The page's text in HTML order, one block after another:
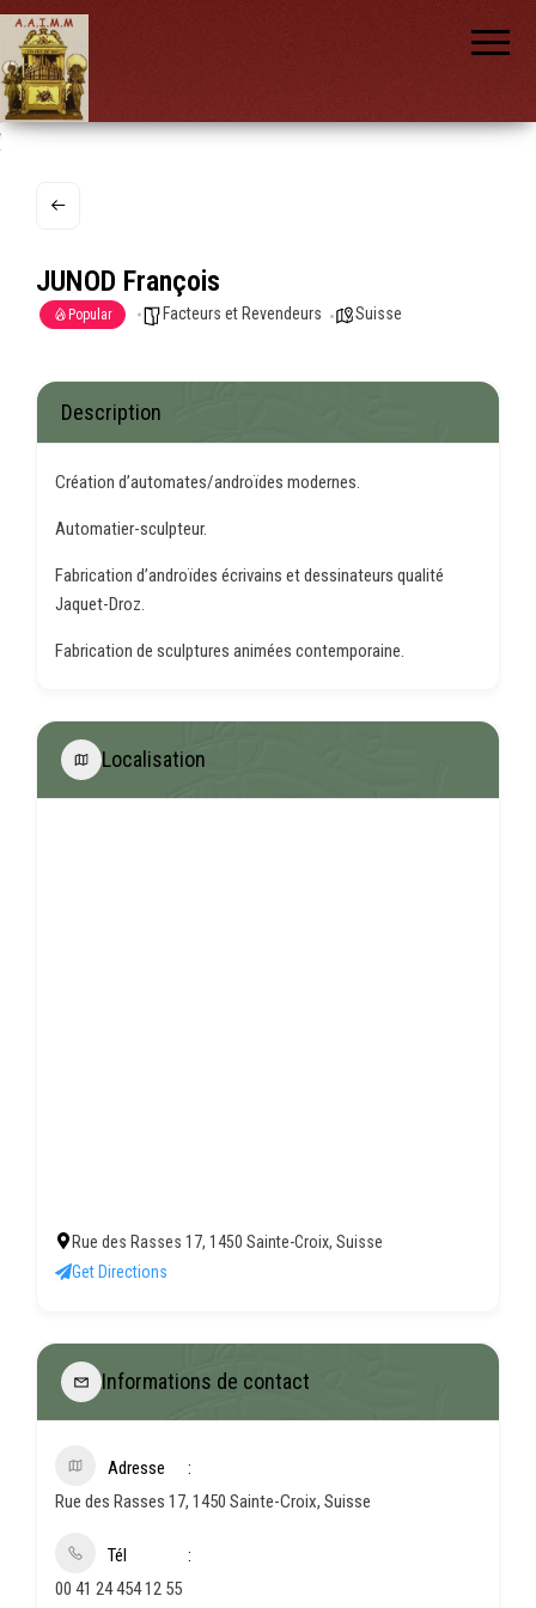
Musique
JUNOD François
Popular Facteurs et Revendeurs Suisse
Description
Création d’automates/androïdes modernes.
Automatier-sculpteur.
Fabrication d’androïdes écrivains et dessinateurs qualité
Jaquet-Droz.
Fabrication de sculptures animées contemporaine.
Localisation
Rue des Rasses 17, 1450 Sainte-Croix, Suisse
Get Directions
Informations de contact
Adresse
Rue des Rasses 17, 1450 Sainte-Croix, Suisse
Tél
00 41 24 454 12 55